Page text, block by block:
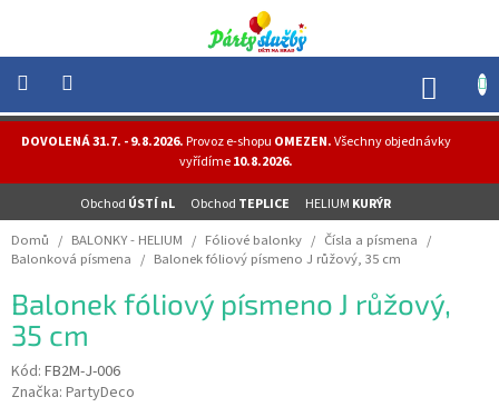
obsah
DOVOLENÁ 31.7. - 9.8.2026.Provoz e-shopu OMEZEN.Všechny objednávky
vyřídíme10.8.2026.
Obchod ÚSTÍ nL Obchod TEPLICE HELIUM KURÝR
NOVINKY
HELIUM
-
OSLAVY
MASKY
-
KOSTÝMY
Domů / BALONKY - HELIUM / Fóliové balonky / Čísla a písmena /
Balonková písmena / Balonek fóliový písmeno J růžový, 35 cm
Balonek fóliový písmeno J růžový,
35 cm
Kód: FB2M-J-006
Značka: PartyDeco